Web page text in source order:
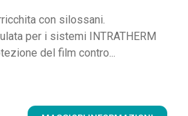
con silossani.
per i sistemi INTRATHERM
del film contro...